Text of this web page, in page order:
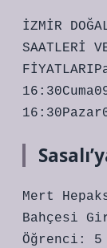
İZMİR
SAATLERİ
Mert
Bahçesi
Öğrenci: